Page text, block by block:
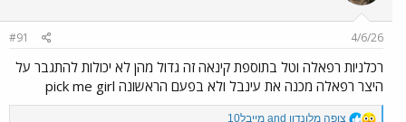
4/6/26
#91
רכלניות רפאלה וטל בתוספת קינאה זה גדול מהן לא יכולות להתגבר על
היצר רפאלה מכנה את עינבל ולא בפעם הראשונה pick me girl
R
צופה מלונדון מייבל10